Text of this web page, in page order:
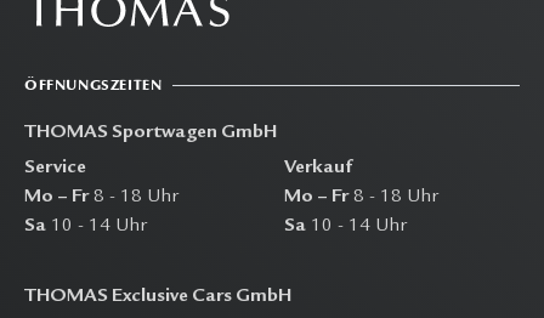
ÖFFNUNGSZEITEN
THOMAS Sportwagen GmbH
Service
Mo – Fr8 - 18 Uhr
Sa 10 - 14 Uhr
Verkauf
Mo – Fr8 - 18 Uhr
Sa 10 - 14 Uhr
THOMAS Exclusive Cars GmbH